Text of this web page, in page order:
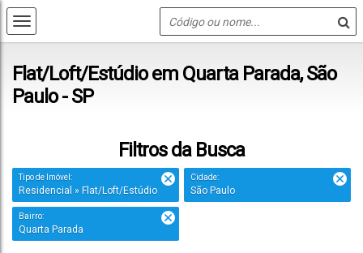
Flat/Loft/Estúdio em Quarta Parada, São
Paulo - SP
Filtros da Busca
Tipo de Imóvel:
Residencial » Flat/Loft/Estúdio
Cidade:
São Paulo
Bairro:
Quarta Parada